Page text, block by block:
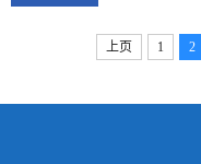
热情邀请李
小兵主持。
上页 1 2